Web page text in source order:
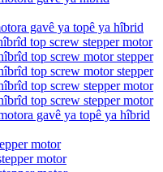
gavê ya topê ya hîbrid
top screw stepper motor
top screw motor stepper
top screw motor stepper
top screw stepper motor
top screw stepper motor
gavê ya topê ya hîbrid
motor
motor